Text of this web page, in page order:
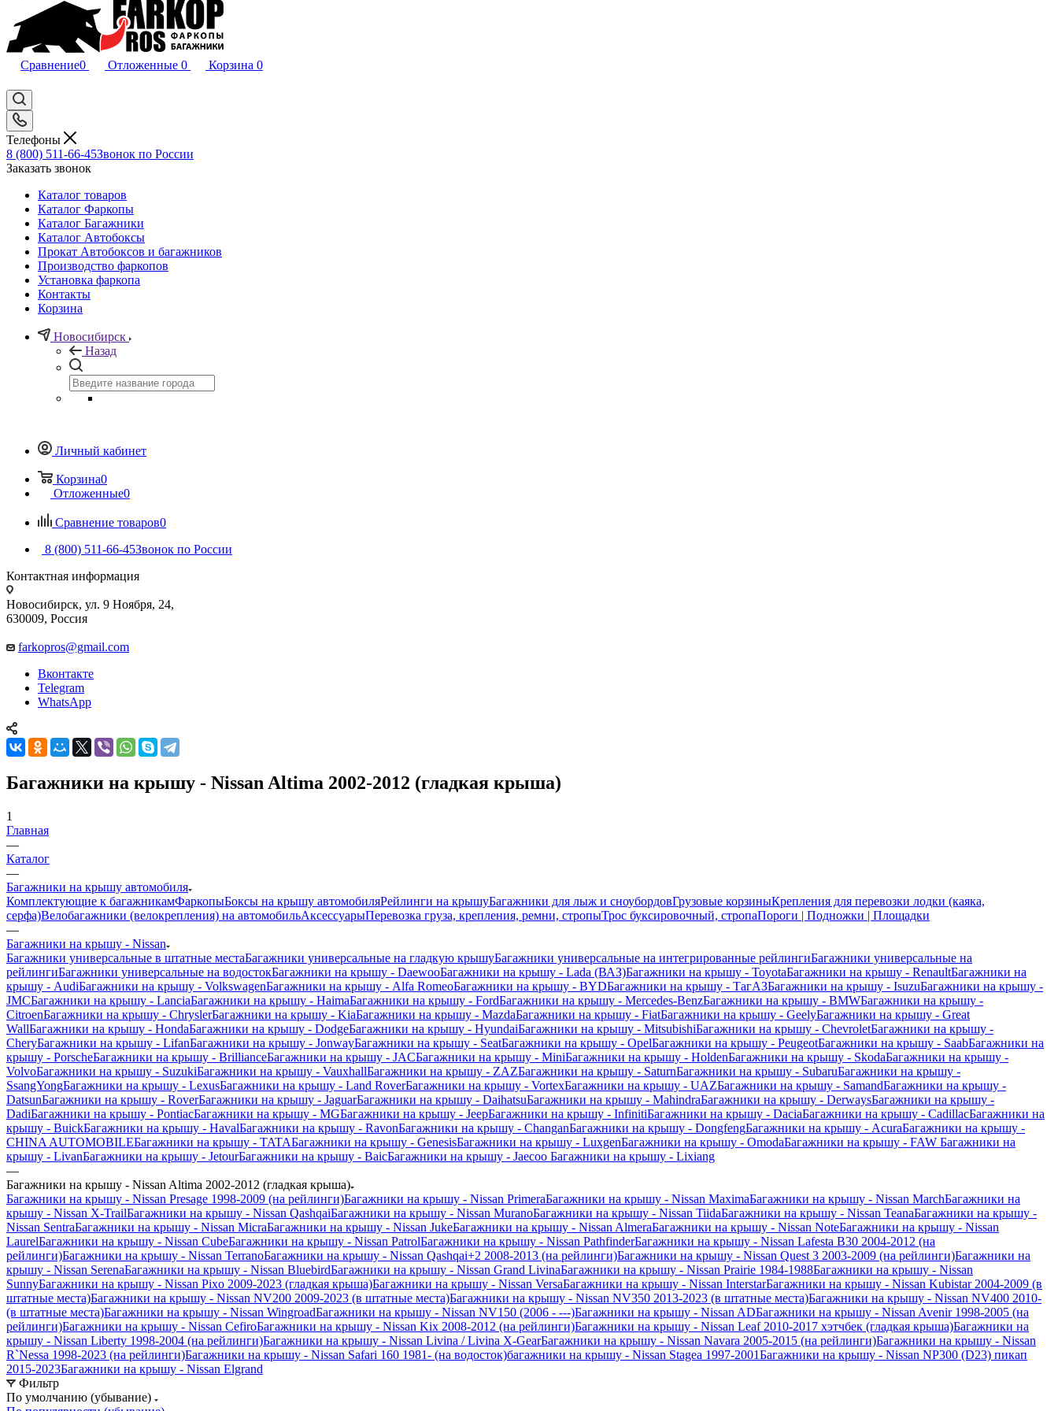
Сравнение0 Отложенные 0 Корзина 0
Телефоны
8 (800) 511-66-45Звонок по России
Заказать звонок
Каталог товаров
Каталог Фаркопы
Каталог Багажники
Каталог Автобоксы
Прокат Автобоксов и багажников
Производство фаркопов
Установка фаркопа
Контакты
Корзина
Новосибирск
Назад
Личный кабинет
Корзина0
Отложенные0
Сравнение товаров0
8 (800) 511-66-45Звонок по России
Контактная информация
Новосибирск, ул. 9 Ноября, 24,
630009, Россия
farkopros@gmail.com
Вконтакте
Telegram
WhatsApp
Багажники на крышу - Nissan Altima 2002-2012 (гладкая крыша)
1
Главная
—
Каталог
—
Багажники на крышу автомобиля
Комплектующие к багажникамФаркопыБоксы на крышу автомобиляРейлинги на крышуБагажники для лыж и сноубордовГрузовые корзиныКрепления для перевозки лодки (каяка,
серфа)Велобагажники (велокрепления) на автомобильАксессуарыПеревозка груза, крепления, ремни, стропыТрос буксировочный, стропаПороги | Подножки | Площадки
—
Багажники на крышу - Nissan
Багажники универсальные в штатные местаБагажники универсальные на гладкую крышуБагажники универсальные на интегрированные рейлингиБагажники универсальные на
рейлингиБагажники универсальные на водостокБагажники на крышу - DaewooБагажники на крышу - Lada (ВАЗ)Багажники на крышу - ToyotaБагажники на крышу - RenaultБагажники на
крышу - AudiБагажники на крышу - VolkswagenБагажники на крышу - Alfa RomeoБагажники на крышу - BYDБагажники на крышу - ТагАЗБагажники на крышу - IsuzuБагажники на крышу -
JMCБагажники на крышу - LanciaБагажники на крышу - HaimaБагажники на крышу - FordБагажники на крышу - Mercedes-BenzБагажники на крышу - BMWБагажники на крышу -
CitroenБагажники на крышу - ChryslerБагажники на крышу - KiaБагажники на крышу - MazdaБагажники на крышу - FiatБагажники на крышу - GeelyБагажники на крышу - Great
WallБагажники на крышу - HondaБагажники на крышу - DodgeБагажники на крышу - HyundaiБагажники на крышу - MitsubishiБагажники на крышу - ChevroletБагажники на крышу -
CheryБагажники на крышу - LifanБагажники на крышу - JonwayБагажники на крышу - SeatБагажники на крышу - OpelБагажники на крышу - PeugeotБагажники на крышу - SaabБагажники на
крышу - PorscheБагажники на крышу - BrillianceБагажники на крышу - JACБагажники на крышу - MiniБагажники на крышу - HoldenБагажники на крышу - SkodaБагажники на крышу -
VolvoБагажники на крышу - SuzukiБагажники на крышу - VauxhallБагажники на крышу - ZAZБагажники на крышу - SaturnБагажники на крышу - SubaruБагажники на крышу -
SsangYongБагажники на крышу - LexusБагажники на крышу - Land RoverБагажники на крышу - VortexБагажники на крышу - UAZБагажники на крышу - SamandБагажники на крышу -
DatsunБагажники на крышу - RoverБагажники на крышу - JaguarБагажники на крышу - DaihatsuБагажники на крышу - MahindraБагажники на крышу - DerwaysБагажники на крышу -
DadiБагажники на крышу - PontiacБагажники на крышу - MGБагажники на крышу - JeepБагажники на крышу - InfinitiБагажники на крышу - DaciaБагажники на крышу - CadillacБагажники на
крышу - BuickБагажники на крышу - HavalБагажники на крышу - RavonБагажники на крышу - ChanganБагажники на крышу - DongfengБагажники на крышу - AcuraБагажники на крышу -
CHINA AUTOMOBILEБагажники на крышу - TATAБагажники на крышу - GenesisБагажники на крышу - LuxgenБагажники на крышу - OmodaБагажники на крышу - FAW Багажники на
крышу - LivanБагажники на крышу - JetourБагажники на крышу - BaicБагажники на крышу - Jaecoo Багажники на крышу - Lixiang
—
Багажники на крышу - Nissan Altima 2002-2012 (гладкая крыша)
Багажники на крышу - Nissan Presage 1998-2009 (на рейлинги)Багажники на крышу - Nissan PrimeraБагажники на крышу - Nissan MaximaБагажники на крышу - Nissan MarchБагажники на
крышу - Nissan X-TrailБагажники на крышу - Nissan QashqaiБагажники на крышу - Nissan MuranoБагажники на крышу - Nissan TiidaБагажники на крышу - Nissan TeanaБагажники на крышу -
Nissan SentraБагажники на крышу - Nissan MicraБагажники на крышу - Nissan JukeБагажники на крышу - Nissan AlmeraБагажники на крышу - Nissan NoteБагажники на крышу - Nissan
LaurelБагажники на крышу - Nissan CubeБагажники на крышу - Nissan PatrolБагажники на крышу - Nissan PathfinderБагажники на крышу - Nissan Lafesta B30 2004-2012 (на
рейлинги)Багажники на крышу - Nissan TerranoБагажники на крышу - Nissan Qashqai+2 2008-2013 (на рейлинги)Багажники на крышу - Nissan Quest 3 2003-2009 (на рейлинги)Багажники на
крышу - Nissan SerenaБагажники на крышу - Nissan BluebirdБагажники на крышу - Nissan Grand LivinaБагажники на крышу - Nissan Prairie 1984-1988Багажники на крышу - Nissan
SunnyБагажники на крышу - Nissan Pixo 2009-2023 (гладкая крыша)Багажники на крышу - Nissan VersaБагажники на крышу - Nissan InterstarБагажники на крышу - Nissan Kubistar 2004-2009 (в
штатные места)Багажники на крышу - Nissan NV200 2009-2023 (в штатные места)Багажники на крышу - Nissan NV350 2013-2023 (в штатные места)Багажники на крышу - Nissan NV400 2010-
(в штатные места)Багажники на крышу - Nissan WingroadБагажники на крышу - Nissan NV150 (2006 - ---)Багажники на крышу - Nissan ADБагажники на крышу - Nissan Avenir 1998-2005 (на
рейлинги)Багажники на крышу - Nissan CefiroБагажники на крышу - Nissan Kix 2008-2012 (на рейлинги)Багажники на крышу - Nissan Leaf 2010-2017 хэтчбек (гладкая крыша)Багажники на
крышу - Nissan Liberty 1998-2004 (на рейлинги)Багажники на крышу - Nissan Livina / Livina X-GearБагажники на крышу - Nissan Navara 2005-2015 (на рейлинги)Багажники на крышу - Nissan
R`Nessa 1998-2023 (на рейлинги)Багажники на крышу - Nissan Safari 160 1981- (на водосток)багажники на крышу - Nissan Stagea 1997-2001Багажники на крышу - Nissan NP300 (D23) пикап
2015-2023Багажники на крышу - Nissan Elgrand
Фильтр
По умолчанию (убывание)